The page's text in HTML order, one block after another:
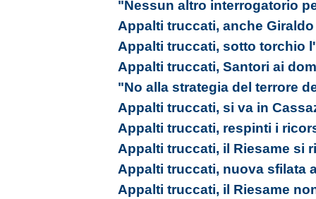
"Nessun altro interrogatorio
Appalti truccati, anche
Appalti truccati, sotto torchio
Appalti truccati, Santori ai
"No alla strategia del terrore
Appalti truccati, si va in
Appalti truccati, respinti i
Appalti truccati, il Riesame si
Appalti truccati, nuova sfilata
Appalti truccati, il Riesame